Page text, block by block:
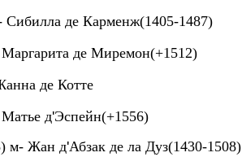
Сибилла де Карменж(1405-1487)
де Миремон(+1512)
де Котте
д'Эспейн(+1556)
м- Жан д'Абзак де ла Дуз(1430-1508)